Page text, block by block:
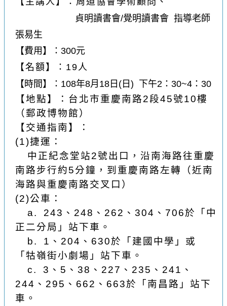
貞明讀書會/覺明讀書會 指導老師
張易生
【費用】：300元
【名額】：19人
【時間】：108年8月18日(日) 下午2：30~4：30
【地點】：台北市重慶南路2段45號10樓
（郵政博物館）
【交通指南】：
(1)捷運：
中正紀念堂站2號出口，沿南海路往重慶
南路步行約5分鐘，到重慶南路左轉（近南
海路與重慶南路交叉口）
(2)公車：
a. 243 、 248 、 262 、 304 、 706於「中
正二分局」站下車。
b. 1 、 204 、 630於「建國中學」或
「牯嶺街小劇場」站下車。
c. 3 、 5 、 38 、 227 、 235 、 241 、
244 、 295 、 662 、 663於「南昌路」站下
車。